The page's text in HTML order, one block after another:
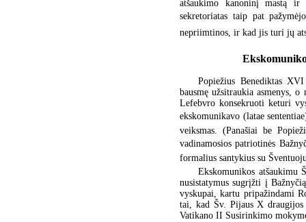
atšaukimo kanoninį mastą ir
sekretoriatas taip pat
nepriimtinos, ir kad jis turi jų
Popiežius Benediktas
bausmę užsitraukia asmenys,
Lefebvro konsekruoti keturi
ekskomunikavo (latae
veiksmas. (Panašiai be
vadinamosios patriotinės
formalius santykius su
Ekskomunikos atšaukimu
nusistatymus sugrįžti į
vyskupai, kartu pripažindami
tai, kad Šv. Pijaus X
Vatikano II Susirinkimo